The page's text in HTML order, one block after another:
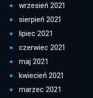
wrzesień 2021
sierpień 2021
lipiec 2021
czerwiec 2021
maj 2021
kwiecień 2021
marzec 2021